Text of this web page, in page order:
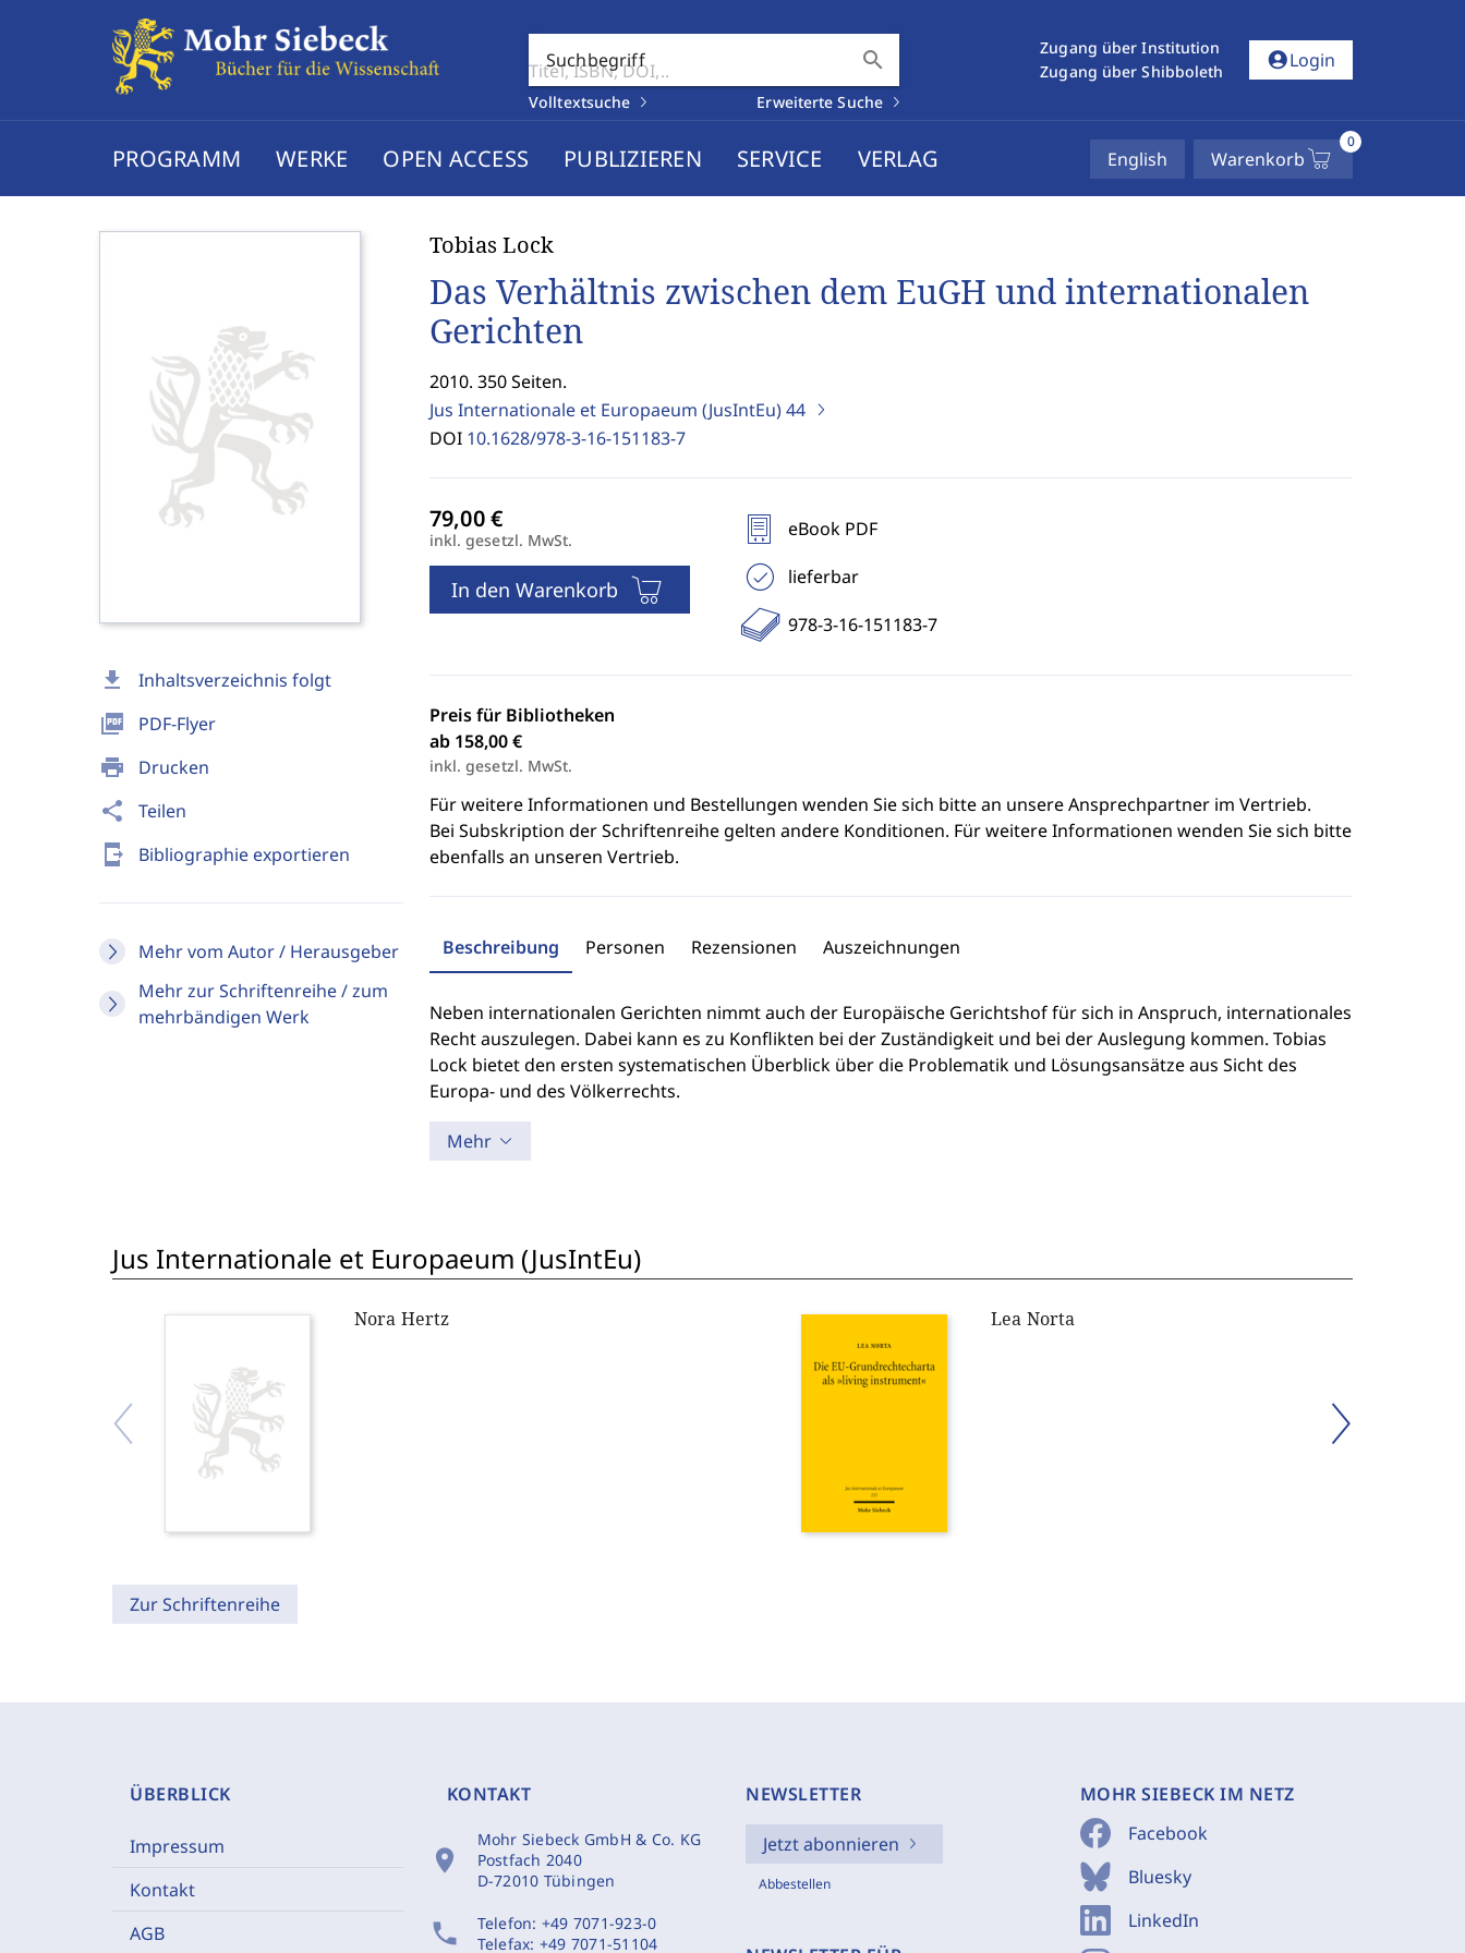
Suchbegriff search
Volltextsuche Erweiterte Suche
Zugang über Institution
Zugang über Shibboleth
account_circleLogin
PROGRAMM WERKE OPEN ACCESS PUBLIZIEREN SERVICE VERLAG English Warenkorb
0
download Inhaltsverzeichnis folgt
picture_as_pdf PDF-Flyer
print Drucken
share Teilen
send_to_mobile Bibliographie exportieren
Mehr vom Autor / Herausgeber
Mehr zur Schriftenreihe / zum
mehrbändigen Werk
Tobias Lock
Das Verhältnis zwischen dem EuGH und internationalen
Gerichten
2010. 350 Seiten.
Jus Internationale et Europaeum (JusIntEu)44
DOI 10.1628/978-3-16-151183-7
inkl. gesetzl. MwSt.
In den Warenkorb
eBook PDF
lieferbar
978-3-16-151183-7
Preis für Bibliotheken
ab 158,00 €
inkl. gesetzl. MwSt.
Für weitere Informationen und Bestellungen wenden Sie sich bitte an unsere Ansprechpartner im Vertrieb.
Bei Subskription der Schriftenreihe gelten andere Konditionen. Für weitere Informationen wenden Sie sich bitte
ebenfalls an unseren Vertrieb.
Beschreibung Personen Rezensionen Auszeichnungen
Neben internationalen Gerichten nimmt auch der Europäische Gerichtshof für sich in Anspruch, internationales
Recht auszulegen. Dabei kann es zu Konflikten bei der Zuständigkeit und bei der Auslegung kommen. Tobias
Lock bietet den ersten systematischen Überblick über die Problematik und Lösungsansätze aus Sicht des
Europa- und des Völkerrechts.
Mehr
Jus Internationale et Europaeum (JusIntEu)
Nora Hertz Lea Norta
Zur Schriftenreihe
ÜBERBLICK
Impressum
Kontakt
AGB
KONTAKT
location_on
Mohr Siebeck GmbH & Co. KG
Postfach 2040
D-72010 Tübingen
phone Telefon: +49 7071-923-0
Telefax: +49 7071-51104
NEWSLETTER
Jetzt abonnieren
Abbestellen
MOHR SIEBECK IM NETZ
Facebook
Bluesky
LinkedIn